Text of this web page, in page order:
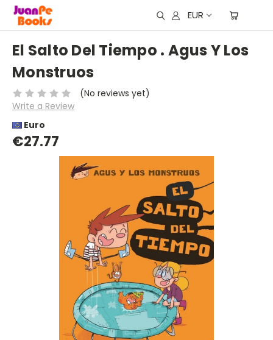
EUR
El Salto Del Tiempo . Agus Y Los
Monstruos
(No reviews yet)
Write a Review
Euro
€27.77